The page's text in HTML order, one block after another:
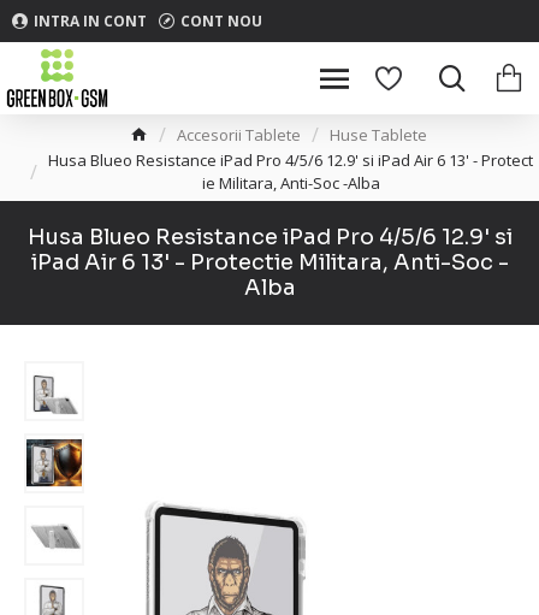
INTRA IN CONT CONT NOU
Accesorii Tablete
Huse Tablete
Husa Blueo Resistance iPad Pro 4/5/6 12.9' si iPad Air 6 13' - Protect
ie Militara, Anti-Soc -Alba
Husa Blueo Resistance iPad Pro 4/5/6 12.9' si
iPad Air 6 13' - Protectie Militara, Anti-Soc -
Alba